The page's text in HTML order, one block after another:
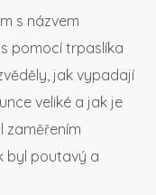
s názvem
pomocí trpaslíka
jak vypadají
veliké a jak je
zaměřením
byl poutavý a